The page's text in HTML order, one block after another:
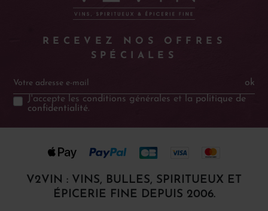
RECEVEZ NOS OFFRES
SPÉCIALES
ok
J'accepte les conditions générales et la politique de
confidentialité.
V2VIN : VINS, BULLES, SPIRITUEUX ET
ÉPICERIE FINE DEPUIS 2006.